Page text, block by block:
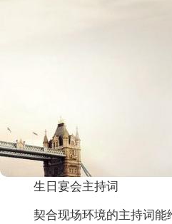
生日宴会主持词
契合现场环境的主持词能